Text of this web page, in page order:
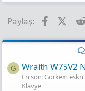
Paylaş: Facebook
X
G Wraith W75V2
En son: Gorkem eskn
Klavye